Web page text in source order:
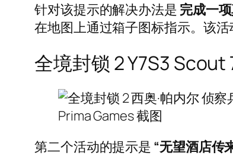
针对该提示的解决办法是 完成一
在地图上通过箱子图标指示。该
全境封锁 2 Y7S3
Prima Games 截图
第二个活动的提示是 “无望酒店传